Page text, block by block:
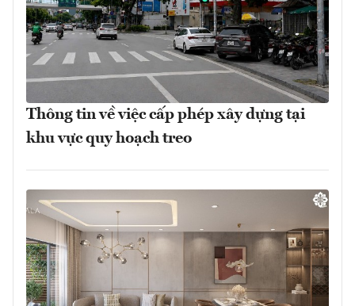
Thông tin về việc cấp phép xây dựng tại
khu vực quy hoạch treo